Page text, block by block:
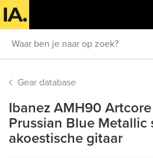
Gear database
Ibanez AMH90
Prussian Blue Metallic
akoestische gitaar